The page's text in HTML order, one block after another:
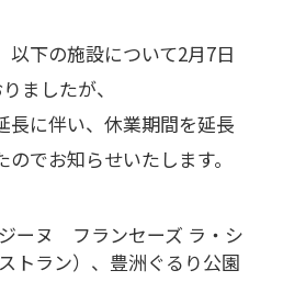
以下の施設について2月7日
ましたが、
長に伴い、休業期間を延長
でお知らせいたします。
ーヌ フランセーズ ラ・シ
トラン）、豊洲ぐるり公園